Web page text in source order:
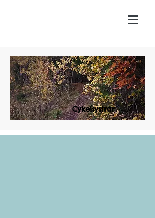
Cykelsystrar